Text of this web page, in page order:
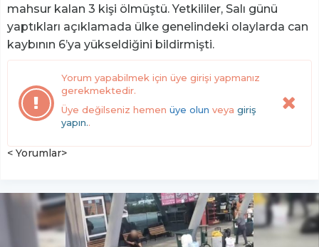
mahsur kalan 3 kişi ölmüştü. Yetkililer, Salı günü
yaptıkları açıklamada ülke genelindeki olaylarda can
kaybının 6’ya yükseldiğini bildirmişti.
Yorum yapabilmek için üye girişi yapmanız
gerekmektedir.
Üye değilseniz hemen üye olun veya giriş
yapın..
< Yorumlar>